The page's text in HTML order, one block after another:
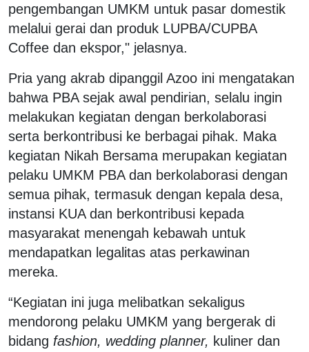
pengembangan UMKM untuk pasar domestik
melalui gerai dan produk LUPBA/CUPBA
Coffee dan ekspor," jelasnya.
Pria yang akrab dipanggil Azoo ini mengatakan
bahwa PBA sejak awal pendirian, selalu ingin
melakukan kegiatan dengan berkolaborasi
serta berkontribusi ke berbagai pihak. Maka
kegiatan Nikah Bersama merupakan kegiatan
pelaku UMKM PBA dan berkolaborasi dengan
semua pihak, termasuk dengan kepala desa,
instansi KUA dan berkontribusi kepada
masyarakat menengah kebawah untuk
mendapatkan legalitas atas perkawinan
mereka.
“Kegiatan ini juga melibatkan sekaligus
mendorong pelaku UMKM yang bergerak di
bidang fashion, wedding planner, kuliner dan